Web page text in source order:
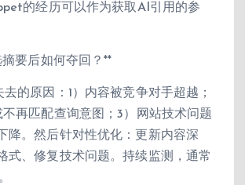
的经历可以作为获取AI引用的参
要后如何夺回？**
的原因：1）内容被竞争对手超越；
再匹配查询意图；3）网站技术问题
降。然后针对性优化：更新内容深
式、修复技术问题。持续监测，通常